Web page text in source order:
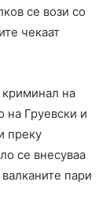
се вози со
чекаат
на
на Груевски и
преку
се внесуваа
валканите пари